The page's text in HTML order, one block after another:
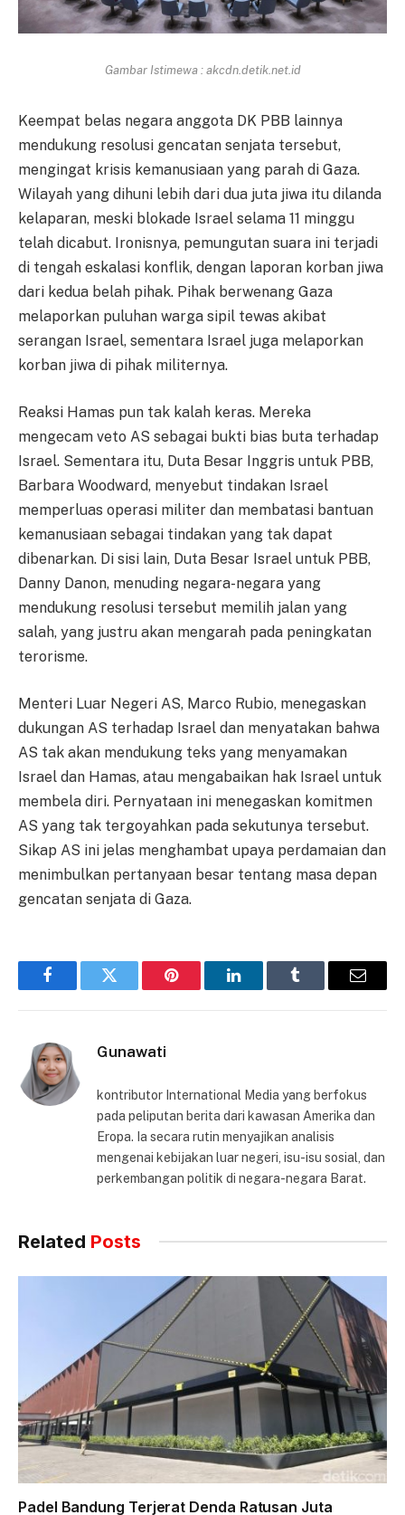
Gambar Istimewa : akcdn.detik.net.id
Keempat belas negara anggota DK PBB lainnya
mendukung resolusi gencatan senjata tersebut,
mengingat krisis kemanusiaan yang parah di Gaza.
Wilayah yang dihuni lebih dari dua juta jiwa itu dilanda
kelaparan, meski blokade Israel selama 11 minggu
telah dicabut. Ironisnya, pemungutan suara ini terjadi
di tengah eskalasi konflik, dengan laporan korban jiwa
dari kedua belah pihak. Pihak berwenang Gaza
melaporkan puluhan warga sipil tewas akibat
serangan Israel, sementara Israel juga melaporkan
korban jiwa di pihak militernya.
Reaksi Hamas pun tak kalah keras. Mereka
mengecam veto AS sebagai bukti bias buta terhadap
Israel. Sementara itu, Duta Besar Inggris untuk PBB,
Barbara Woodward, menyebut tindakan Israel
memperluas operasi militer dan membatasi bantuan
kemanusiaan sebagai tindakan yang tak dapat
dibenarkan. Di sisi lain, Duta Besar Israel untuk PBB,
Danny Danon, menuding negara-negara yang
mendukung resolusi tersebut memilih jalan yang
salah, yang justru akan mengarah pada peningkatan
terorisme.
Menteri Luar Negeri AS, Marco Rubio, menegaskan
dukungan AS terhadap Israel dan menyatakan bahwa
AS tak akan mendukung teks yang menyamakan
Israel dan Hamas, atau mengabaikan hak Israel untuk
membela diri. Pernyataan ini menegaskan komitmen
AS yang tak tergoyahkan pada sekutunya tersebut.
Sikap AS ini jelas menghambat upaya perdamaian dan
menimbulkan pertanyaan besar tentang masa depan
gencatan senjata di Gaza.
FacebookTwitter Pinterest LinkedInTumblr Email
Gunawati
kontributor International Media yang berfokus
pada peliputan berita dari kawasan Amerika dan
Eropa. Ia secara rutin menyajikan analisis
mengenai kebijakan luar negeri, isu-isu sosial, dan
perkembangan politik di negara-negara Barat.
Related Posts
Padel Bandung Terjerat Denda Ratusan Juta